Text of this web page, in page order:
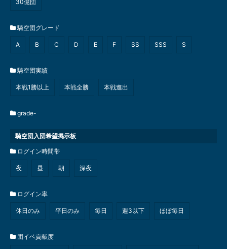
30億団
騎空団グレード
A B C D E F SS SSS S
騎空団実績
本戦1勝以上 本戦全勝 本戦進出
grade-
騎空団入団希望掲示板
ログイン時間帯
夜 昼 朝 深夜
ログイン率
休日のみ 平日のみ 毎日 週3以下 ほぼ毎日
団イベ貢献度